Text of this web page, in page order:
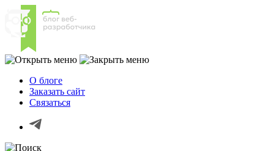
О блоге
Заказать сайт
Связаться